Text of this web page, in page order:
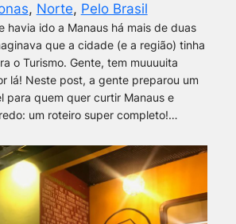
, Norte, Pelo Brasil
havia ido a Manaus há mais de duas
que a cidade (e a região) tinha
o Turismo. Gente, tem muuuuita
lá! Neste post, a gente preparou um
para quem quer curtir Manaus e
um roteiro super completo!…